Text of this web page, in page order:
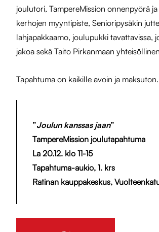
joulutori, TampereMission onnenpyörä
kerhojen myyntipiste, Senioripysäkin
lahjapakkaamo, joulupukki tavattavissa,
jakoa sekä Taito Pirkanmaan
Tapahtuma on kaikille avoin ja
”Joulun kanssas jaan”
TampereMission joulutapahtuma
La 20.12. klo 11-15
Tapahtuma-aukio, 1. krs
Ratinan kauppakeskus,